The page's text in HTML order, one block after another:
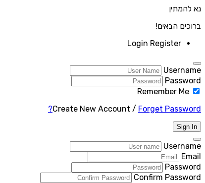
נא להמתין
ברוכים הבאים!
Login Register
Username
Password
Remember Me
Create New Account / Forget Password?
Sign In
Username
Email
Password
Confirm Password